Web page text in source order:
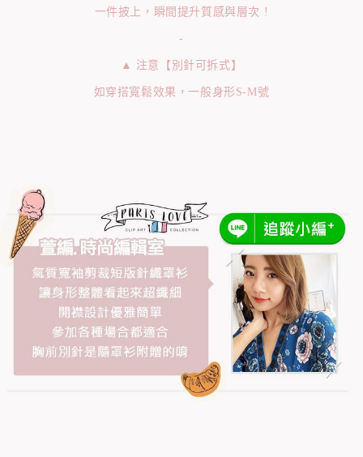
一件披上，瞬間提升質感與層次 !
-
▲ 注意【別針可拆式】
如穿搭寬鬆效果，一般身形S-M號